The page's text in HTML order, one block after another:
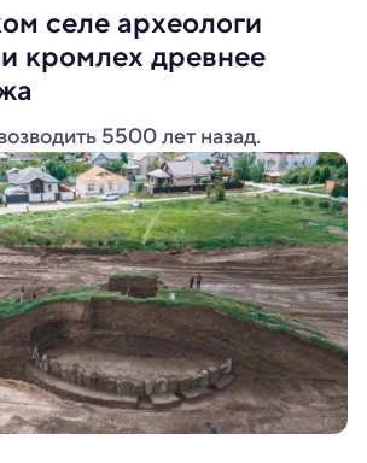
селе археологи
кромлех древнее
5500 лет назад.